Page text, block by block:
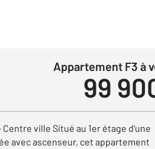
Appartement F3 à
99
Centre ville Situé au 1er étage d'une
avec ascenseur, cet appartement